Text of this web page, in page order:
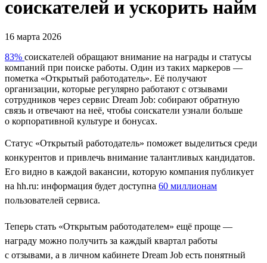
соискателей и ускорить найм
16 марта 2026
83% соискателей обращают внимание на награды и статусы
компаний при поиске работы. Один из таких маркеров —
пометка «Открытый работодатель». Её получают
организации, которые регулярно работают с отзывами
сотрудников через сервис Dream Job: собирают обратную
связь и отвечают на неё, чтобы соискатели узнали больше
о корпоративной культуре и бонусах.
Статус «Открытый работодатель» поможет выделиться среди
конкурентов и привлечь внимание талантливых кандидатов.
Его видно в каждой вакансии, которую компания публикует
на hh.ru: информация будет доступна 60 миллионам
пользователей сервиса.
Теперь стать «Открытым работодателем» ещё проще —
награду можно получить за каждый квартал работы
с отзывами, а в личном кабинете Dream Job есть понятный